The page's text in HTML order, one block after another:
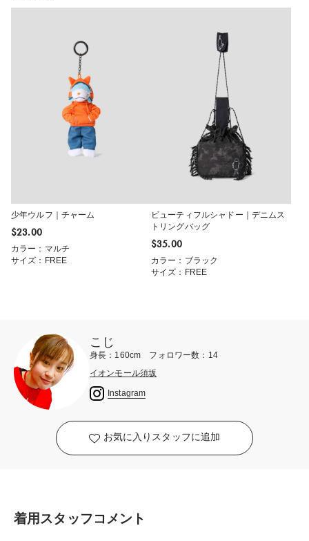
少年ウルフ｜チャーム
$‌23.00
カラー：マルチ
サイズ：FREE
ビューティフルシャドー｜デニムス
トリングバッグ
$‌35.00
カラー：ブラック
サイズ：FREE
こじ
身長：160cm フォロワー数：14
イオンモール須坂
Instagram
お気に入りスタッフに追加
着用スタッフコメント